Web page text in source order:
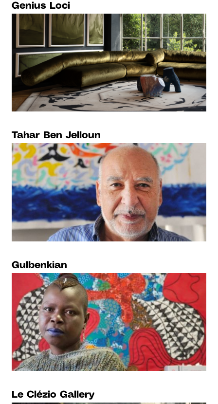
Genius Loci
Tahar Ben Jelloun
Gulbenkian
Le Clézio Gallery